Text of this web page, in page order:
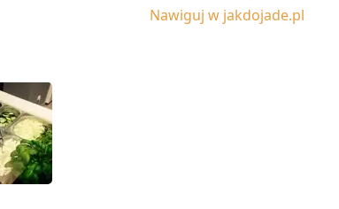
Nawiguj w jakdojade.pl